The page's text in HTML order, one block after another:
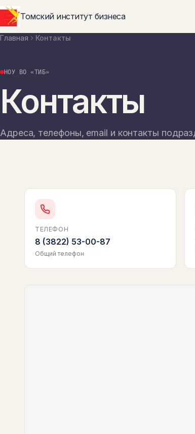
Перейти к основному содержимому
Томский институт бизнеса
Главная Контакты
НОУ ВО «ТИБ»
Контакты
Адреса, телефоны, email и контакты
ТЕЛЕФОН
8 (3822) 53-00-87
Общий телефон